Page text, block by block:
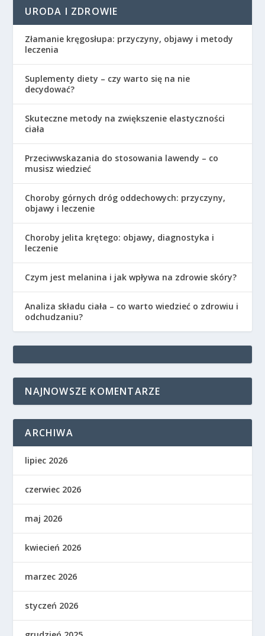
URODA I ZDROWIE
Złamanie kręgosłupa: przyczyny, objawy i metody
leczenia
Suplementy diety – czy warto się na nie
decydować?
Skuteczne metody na zwiększenie elastyczności
ciała
Przeciwwskazania do stosowania lawendy – co
musisz wiedzieć
Choroby górnych dróg oddechowych: przyczyny,
objawy i leczenie
Choroby jelita krętego: objawy, diagnostyka i
leczenie
Czym jest melanina i jak wpływa na zdrowie skóry?
Analiza składu ciała – co warto wiedzieć o zdrowiu i
odchudzaniu?
NAJNOWSZE KOMENTARZE
ARCHIWA
lipiec 2026
czerwiec 2026
maj 2026
kwiecień 2026
marzec 2026
styczeń 2026